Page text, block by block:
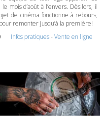
mois d’août à l’envers. Dès lors, il
de cinéma fonctionne à rebours,
remonter jusqu’à la première !
Infos pratiques-Vente en ligne